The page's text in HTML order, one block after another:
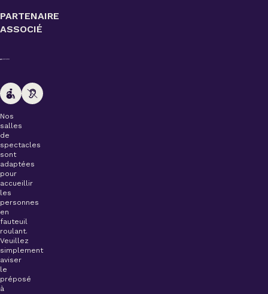
PARTENAIRE
ASSOCIÉ
Nos
salles
de
spectacles
sont
adaptées
pour
accueillir
les
personnes
en
fauteuil
roulant.
Veuillez
simplement
aviser
le
préposé
à